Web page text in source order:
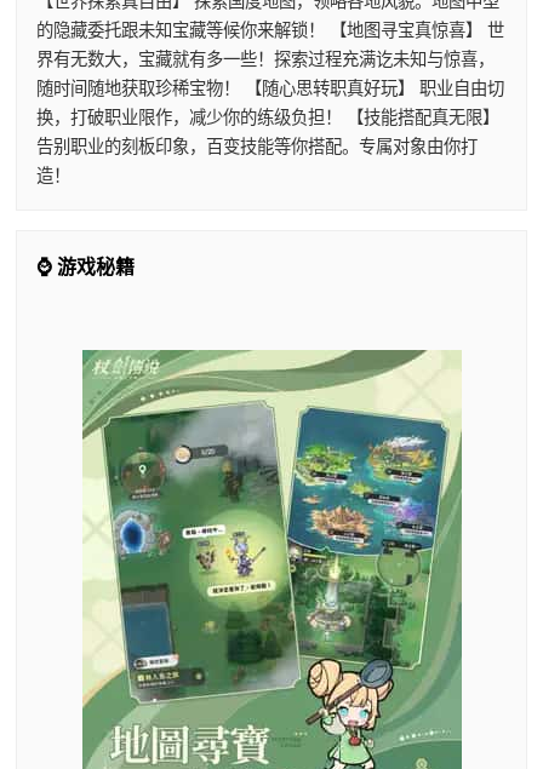
的隐藏委托跟未知宝藏等候你来解锁！ 【地图寻宝真惊喜】 世
界有无数大，宝藏就有多一些！探索过程充满讫未知与惊喜，
随时间随地获取珍稀宝物！ 【随心思转职真好玩】 职业自由切
换，打破职业限作，减少你的练级负担！ 【技能搭配真无限】
告别职业的刻板印象，百变技能等你搭配。专属对象由你打
造！
⌚ 游戏秘籍